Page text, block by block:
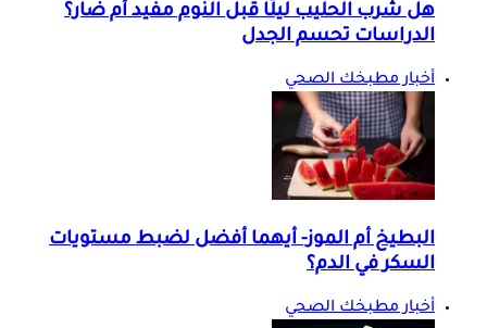
هل شرب الحليب ليلًا قبل النوم مفيد أم ضار؟
الدراسات تحسم الجدل
أخبار مطبخك الصحي
البطيخ أم الموز- أيهما أفضل لضبط مستويات
السكر في الدم؟
أخبار مطبخك الصحي